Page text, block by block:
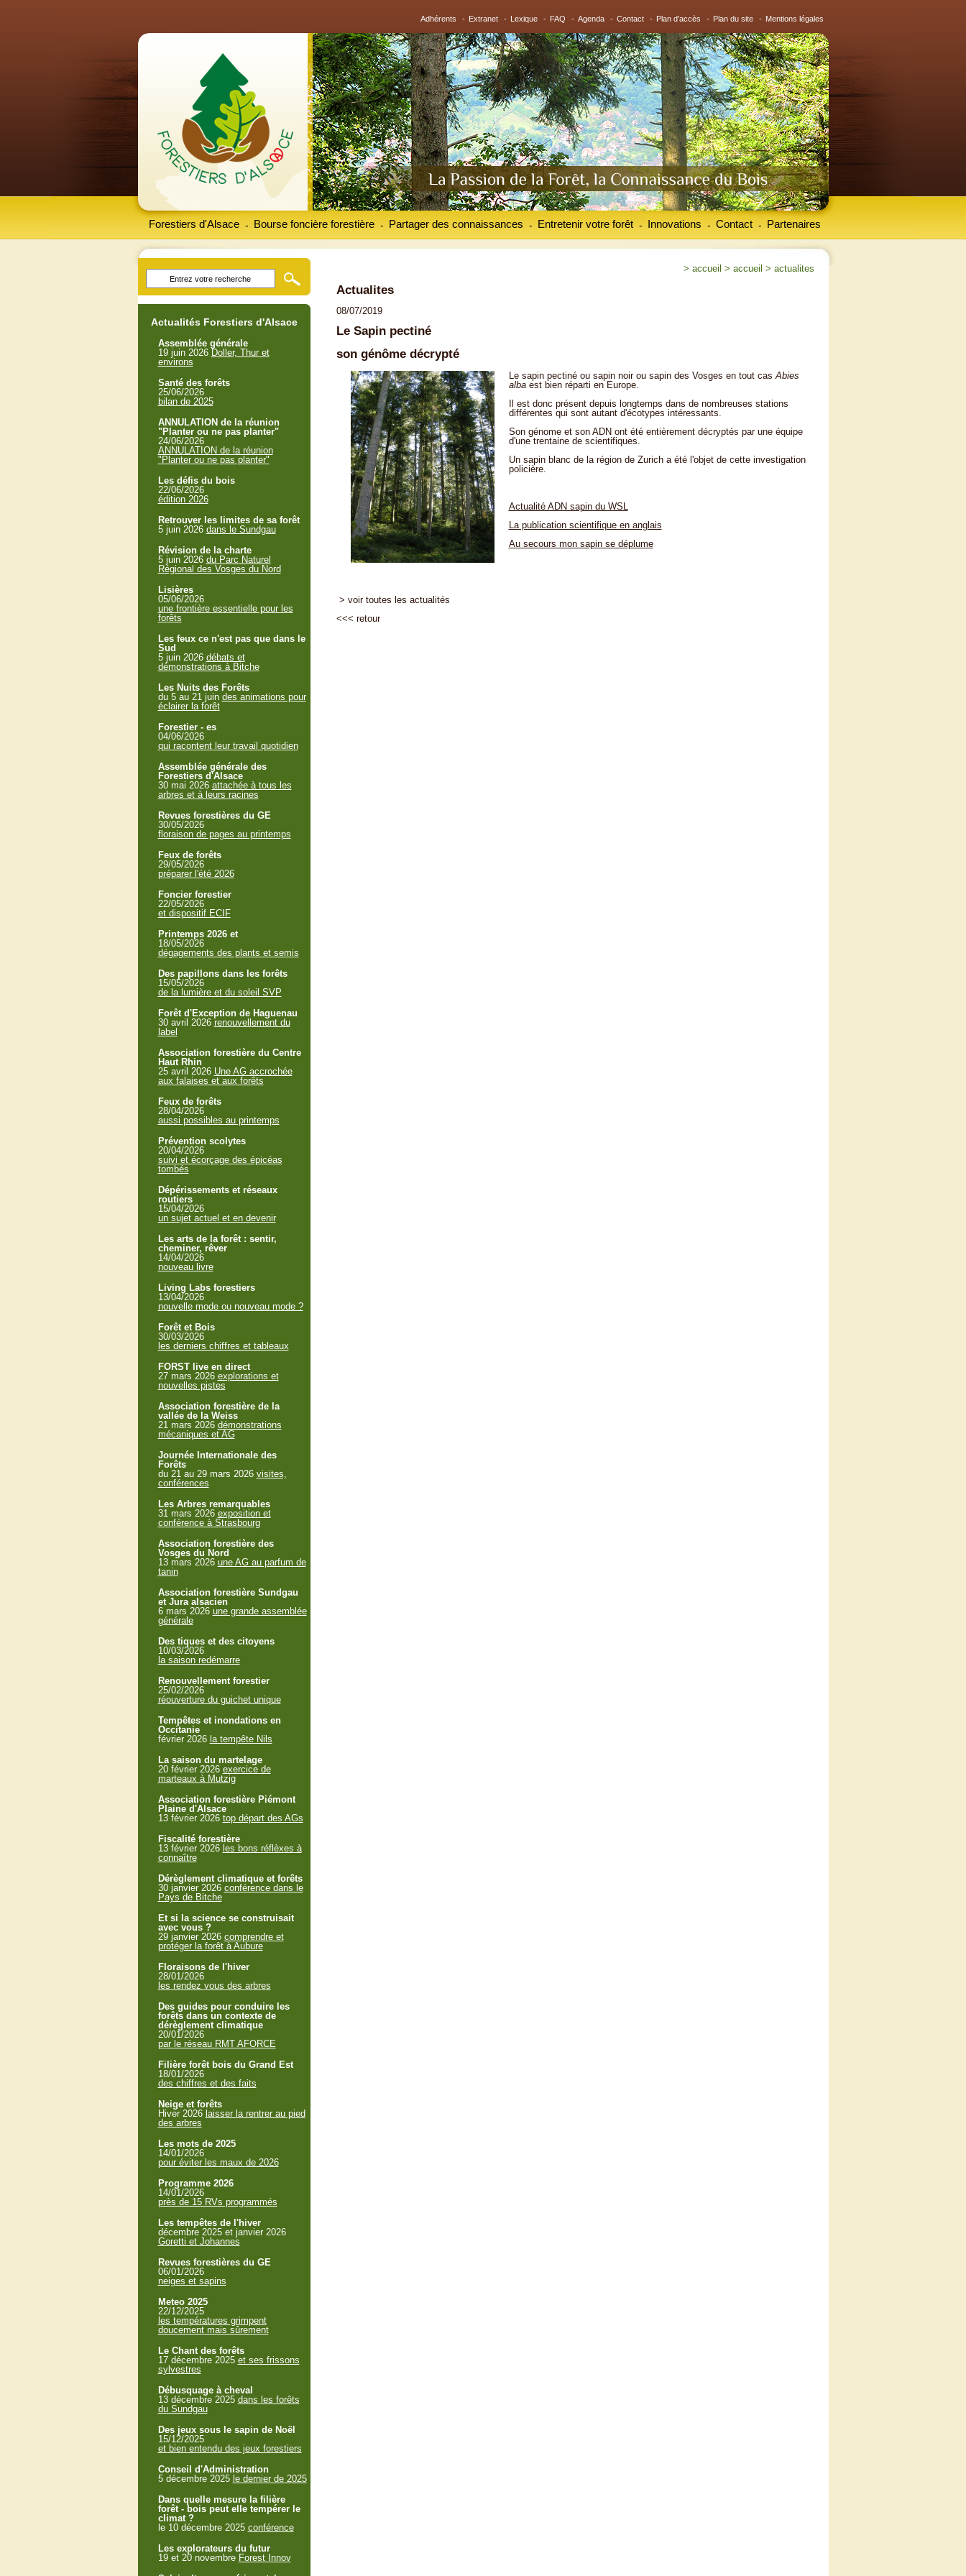
Adhérents - Extranet - Lexique - FAQ - Agenda - Contact - Plan d'accès - Plan du site - Mentions légales
Forestiers d'Alsace Bourse foncière forestière
- Partager des connaissances
- Entretenir votre forêt
- Innovations
- Contact
- Partenaires
-
> accueil > accueil > actualites
Actualites
08/07/2019
Le Sapin pectiné
son génôme décrypté
Le sapin pectiné ou sapin noir ou sapin des Vosges en tout casAbies
albaest bien réparti en Europe.
Il est donc présent depuis longtemps dans de nombreuses stations
différentes qui sont autant d'écotypes intéressants.
Son génome et son ADN ont été entièrement décryptés par une équipe
d'une trentaine de scientifiques.
Un sapin blanc de la région de Zurich a été l'objet de cette investigation
policière.
Actualité ADN sapin du WSL
La publication scientifique en anglais
Au secours mon sapin se déplume
> voir toutes les actualités
<<< retour
Actualités Forestiers d'Alsace
Assemblée générale
19 juin 2026 Doller, Thur et
environs
Santé des forêts
25/06/2026
bilan de 2025
ANNULATION de la réunion
"Planter ou ne pas planter"
24/06/2026
ANNULATION de la réunion
"Planter ou ne pas planter"
Les défis du bois
22/06/2026
édition 2026
Retrouver les limites de sa forêt
5 juin 2026 dans le Sundgau
Révision de la charte
5 juin 2026 du Parc Naturel
Régional des Vosges du Nord
Lisières
05/06/2026
une frontière essentielle pour les
forêts
Les feux ce n'est pas que dans le
Sud
5 juin 2026 débats et
démonstrations à Bitche
Les Nuits des Forêts
du 5 au 21 juin des animations pour
éclairer la forêt
Forestier - es
04/06/2026
qui racontent leur travail quotidien
Assemblée générale des
Forestiers d'Alsace
30 mai 2026 attachée à tous les
arbres et à leurs racines
Revues forestières du GE
30/05/2026
floraison de pages au printemps
Feux de forêts
29/05/2026
préparer l'été 2026
Foncier forestier
22/05/2026
et dispositif ECIF
Printemps 2026 et
18/05/2026
dégagements des plants et semis
Des papillons dans les forêts
15/05/2026
de la lumière et du soleil SVP
Forêt d'Exception de Haguenau
30 avril 2026 renouvellement du
label
Association forestière du Centre
Haut Rhin
25 avril 2026 Une AG accrochée
aux falaises et aux forêts
Feux de forêts
28/04/2026
aussi possibles au printemps
Prévention scolytes
20/04/2026
suivi et écorçage des épicéas
tombés
Dépérissements et réseaux
routiers
15/04/2026
un sujet actuel et en devenir
Les arts de la forêt : sentir,
cheminer, rêver
14/04/2026
nouveau livre
Living Labs forestiers
13/04/2026
nouvelle mode ou nouveau mode ?
Forêt et Bois
30/03/2026
les derniers chiffres et tableaux
FORST live en direct
27 mars 2026 explorations et
nouvelles pistes
Association forestière de la
vallée de la Weiss
21 mars 2026 démonstrations
mécaniques et AG
Journée Internationale des
Forêts
du 21 au 29 mars 2026 visites,
conférences
Les Arbres remarquables
31 mars 2026 exposition et
conférence à Strasbourg
Association forestière des
Vosges du Nord
13 mars 2026 une AG au parfum de
tanin
Association forestière Sundgau
et Jura alsacien
6 mars 2026 une grande assemblée
générale
Des tiques et des citoyens
10/03/2026
la saison redémarre
Renouvellement forestier
25/02/2026
réouverture du guichet unique
Tempêtes et inondations en
Occitanie
février 2026 la tempête Nils
La saison du martelage
20 février 2026 exercice de
marteaux à Mutzig
Association forestière Piémont
Plaine d'Alsace
13 février 2026 top départ des AGs
Fiscalité forestière
13 février 2026 les bons réflèxes à
connaître
Dérèglement climatique et forêts
30 janvier 2026 conférence dans le
Pays de Bitche
Et si la science se construisait
avec vous ?
29 janvier 2026 comprendre et
protéger la forêt à Aubure
Floraisons de l'hiver
28/01/2026
les rendez vous des arbres
Des guides pour conduire les
forêts dans un contexte de
dérèglement climatique
20/01/2026
par le réseau RMT AFORCE
Filière forêt bois du Grand Est
18/01/2026
des chiffres et des faits
Neige et forêts
Hiver 2026 laisser la rentrer au pied
des arbres
Les mots de 2025
14/01/2026
pour éviter les maux de 2026
Programme 2026
14/01/2026
près de 15 RVs programmés
Les tempêtes de l'hiver
décembre 2025 et janvier 2026
Goretti et Johannes
Revues forestières du GE
06/01/2026
neiges et sapins
Meteo 2025
22/12/2025
les températures grimpent
doucement mais sûrement
Le Chant des forêts
17 décembre 2025 et ses frissons
sylvestres
Débusquage à cheval
13 décembre 2025 dans les forêts
du Sundgau
Des jeux sous le sapin de Noël
15/12/2025
et bien entendu des jeux forestiers
Conseil d'Administration
5 décembre 2025 le dernier de 2025
Dans quelle mesure la filière
forêt - bois peut elle tempérer le
climat ?
le 10 décembre 2025 conférence
Les explorateurs du futur
19 et 20 novembre Forest Innov